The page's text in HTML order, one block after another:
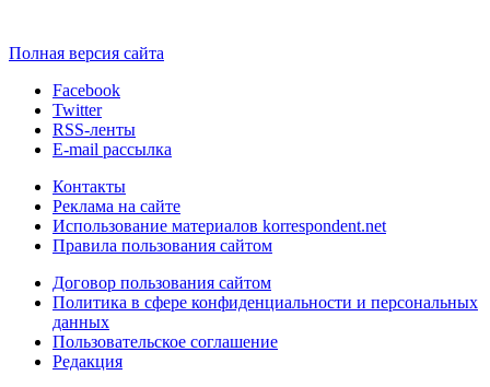
Полная версия сайта
Facebook
Twitter
RSS-ленты
E-mail рассылка
Контакты
Реклама на сайте
Использование материалов korrespondent.net
Правила пользования сайтом
Договор пользования сайтом
Политика в сфере конфиденциальности и персональных
данных
Пользовательское соглашение
Редакция